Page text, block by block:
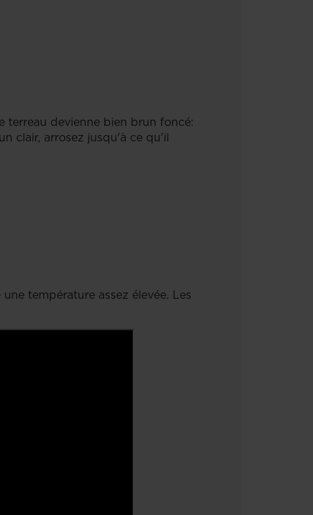
terreau devienne bien brun foncé:
clair, arrosez jusqu'à ce qu'il
température assez élevée. Les